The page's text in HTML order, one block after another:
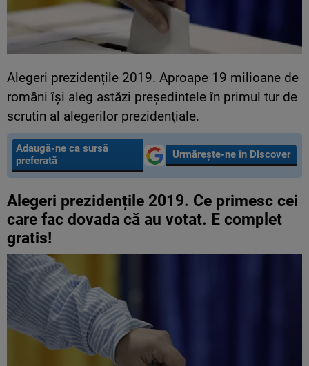
Alegeri prezidențile 2019. Aproape 19 milioane de
români îşi aleg astăzi preşedintele în primul tur de
scrutin al alegerilor prezidenţiale.
Adaugă-ne ca sursă
preferată
Urmărește-ne în Discover
Alegeri prezidențile 2019. Ce primesc cei
care fac dovada că au votat. E complet
gratis!